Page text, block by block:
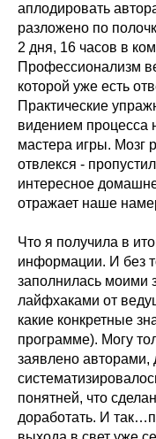
аплодировать
разложено по
2 дня, 16 часов в
Профессионализм
которой уже есть
Практические
видением процесса
мастера игры. Мозг
отвлекся -
интересное
отражает наше
Что я получила в
информации. И без
заполнилась моими
лайфхаками от
какие конкретные
программе). Могу
заявлено авторами,
понятней, что
доработать. И